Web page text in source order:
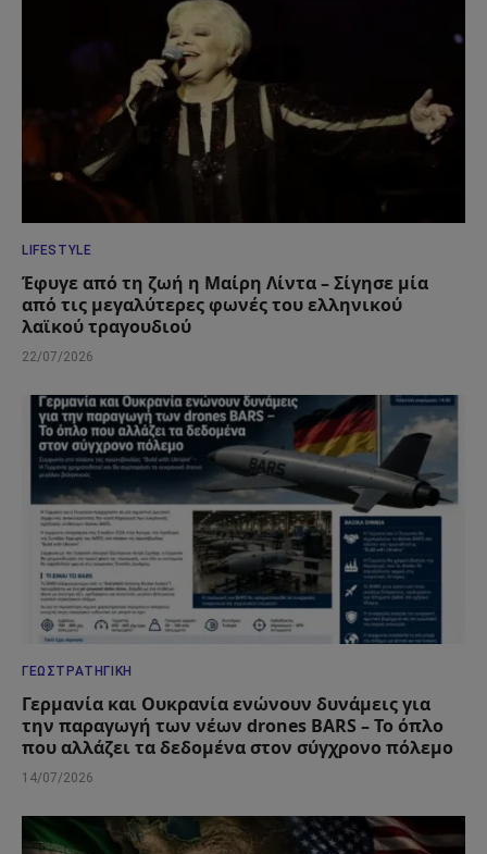
LIFESTYLE
Έφυγε από τη ζωή η Μαίρη Λίντα – Σίγησε μία
από τις μεγαλύτερες φωνές του ελληνικού
λαϊκού τραγουδιού
22/07/2026
ΓΕΩΣΤΡΑΤΗΓΙΚΉ
Γερμανία και Ουκρανία ενώνουν δυνάμεις για
την παραγωγή των νέων drones BARS – Το όπλο
που αλλάζει τα δεδομένα στον σύγχρονο πόλεμο
14/07/2026